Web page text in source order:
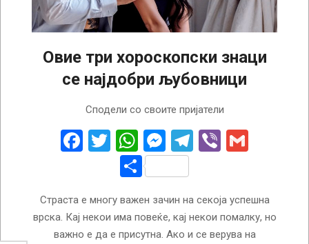
Овие три хороскопски знаци
се најдобри љубовници
Сподели со своите пријатели
Facebook
Twitter
WhatsApp
Messenger
Telegram
Viber
Share
Страста е многу важен зачин на секоја успешна
врска. Кај некои има повеќе, кај некои помалку, но
важно е да е присутна. Ако и се верува на